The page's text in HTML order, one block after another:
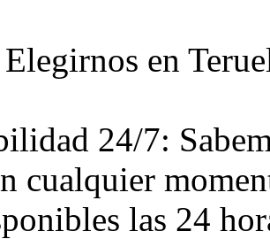
en
24/7:
cualquier
las 24